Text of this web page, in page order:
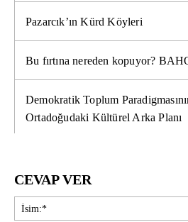
Pazarcık’ın Kürd Köyleri
Bu fırtına nereden kopuyor?
Demokratik Toplum
Ortadoğudaki Kültürel Arka Planı
CEVAP VER